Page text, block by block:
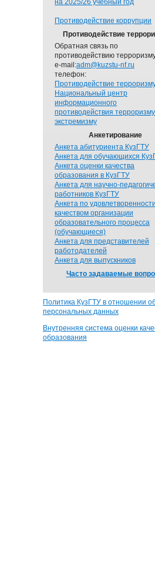
на 2025/26 учебный год
Противодействие коррупции
Противодействие
Обратная связь по
противодействию
e-mail:adm@kuzstu-nf.ru
телефон:
Противодействие
Национальный центр
информационного
противодействия
экстремизму
Анкетирование
Анкета абитуриента КузГТУ
Анкета для обучающихся
Анкета оценки качества
образования в КузГТУ
Анкета для научно-
работников КузГТУ
Анкета по
качеством организации
образовательного процесса
(обучающиеся)
Анкета для представителей
работодателей
Анкета для выпускников
Часто задаваемые
Политика КузГТУ в отношении
персональных данных
Внутренняя система оценки
образования